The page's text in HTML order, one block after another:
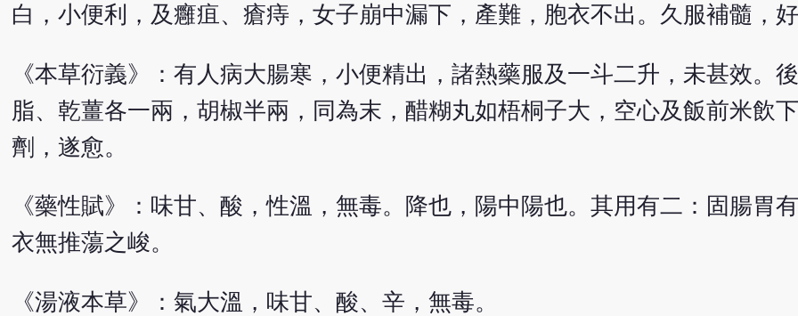
白，小便利，及癰疽、瘡痔，女子崩中漏下，產難，胞衣不出。久服補髓，好
《本草衍義》：有人病大腸寒，小便精出，諸熱藥服及一斗二升，未甚效。
脂、乾薑各一兩，胡椒半兩，同為末，醋糊丸如梧桐子大，空心及飯前米飲
劑，遂愈。
《藥性賦》：味甘、酸，性溫，無毒。降也，陽中陽也。其用有二：固腸胃
衣無推蕩之峻。
《湯液本草》：氣大溫，味甘、酸、辛，無毒。